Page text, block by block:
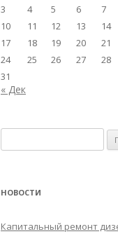
3
4 5 6 7
10
11 12 13 14
17
18 19 20 21
24
25 26 27 28
31
« Дек
НОВОСТИ
Капитальный ремонт